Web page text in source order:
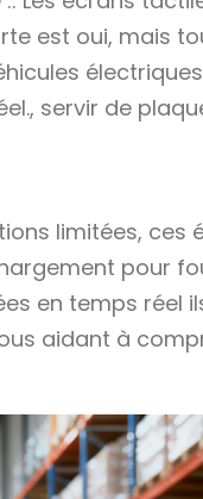
est oui, mais
servir de
limitées, ces
pour
en temps réel
aidant à